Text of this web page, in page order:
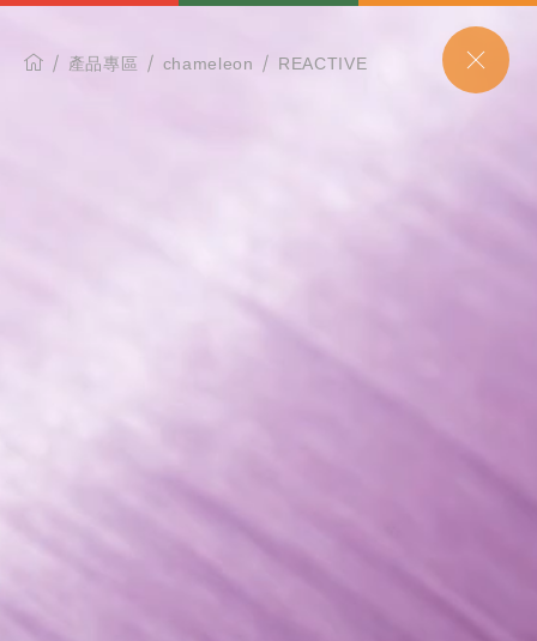
產品專區 chameleon REACTIVE